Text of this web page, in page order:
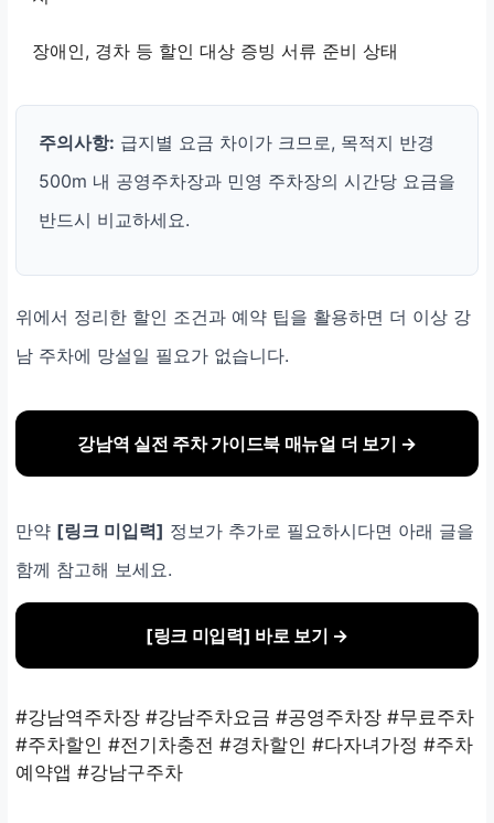
장애인, 경차 등 할인 대상 증빙 서류 준비 상태
주의사항: 급지별 요금 차이가 크므로, 목적지 반경
500m 내 공영주차장과 민영 주차장의 시간당 요금을
반드시 비교하세요.
위에서 정리한 할인 조건과 예약 팁을 활용하면 더 이상 강
남 주차에 망설일 필요가 없습니다.
강남역 실전 주차 가이드북 매뉴얼 더 보기 →
만약 [링크 미입력] 정보가 추가로 필요하시다면 아래 글을
함께 참고해 보세요.
[링크 미입력] 바로 보기 →
#강남역주차장 #강남주차요금 #공영주차장 #무료주차
#주차할인 #전기차충전 #경차할인 #다자녀가정 #주차
예약앱 #강남구주차